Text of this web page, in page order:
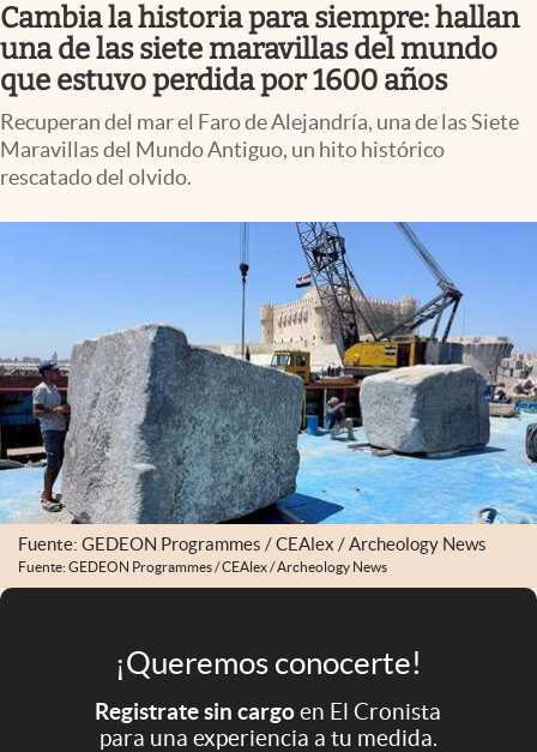
Columnistas
Otras secciones
Infotechnology
Eventos Corporativos
El Cronista Studio
Mediakit
abre en nueva pestaña
Argentina
Cambia la historia para siempre: hallan
una de las siete maravillas del mundo
que estuvo perdida por 1600 años
Recuperan del mar el Faro de Alejandría, una de las Siete
Maravillas del Mundo Antiguo, un hito histórico
rescatado del olvido.
Fuente: GEDEON Programmes / CEAlex / Archeology News
Fuente: GEDEON Programmes / CEAlex / Archeology News
¡Queremos conocerte!
Registrate sin cargoen El Cronista
para una experiencia a tu medida.